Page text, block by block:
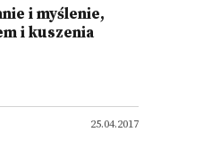
i myślenie,
i kuszenia
25.04.2017